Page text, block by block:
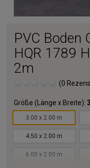
PVC Boden
HQR 1789
2m
(0
Größe (Länge x Breite):
3.00 x 2.00 m
4.50 x 2.00 m
6.00 x 2.00 m